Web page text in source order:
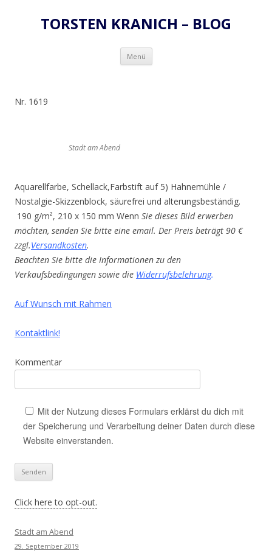
TORSTEN KRANICH – BLOG
Menü Zum
springen
Nr. 1619
Stadt am Abend
Aquarellfarbe, Schellack,Farbstift auf 5) Hahnemühle /
Nostalgie-Skizzenblock, säurefrei und alterungsbeständig.
190 g/m², 210 x 150 mm Wenn Sie dieses Bild erwerben
möchten, senden Sie bitte eine email. Der Preis beträgt 90 €
zzgl.Versandkosten.
Beachten Sie bitte die Informationen zu den
Verkaufsbedingungen sowie die Widerrufsbelehrung.
Auf Wunsch mit Rahmen
Kontaktlink!
Kommentar
Mit der Nutzung dieses Formulars erklärst du dich mit
der Speicherung und Verarbeitung deiner Daten durch diese
Website einverstanden.
Click here to opt-out.
Stadt am Abend
29. September 2019